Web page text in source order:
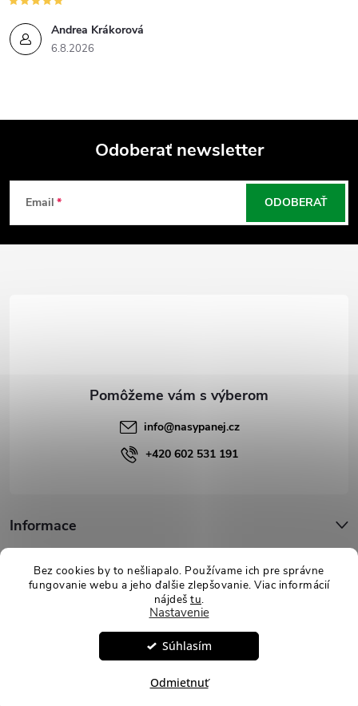
Bez cookies by to nešliapalo. Používame ich pre správne
fungovanie webu a jeho ďalšie zlepšovanie. Viac informácií
nájdeš tu.
Nastavenie
Odmietnuť
Súhlasím
Andrea Krákorová
6.8.2026
Z
á
Odoberať newsletter
Email ODOBERAŤ
Informace
Podpora
info@nasypanej.cz
+420 602 531 191
Vytvoril Shoptet
nastavenie cookies